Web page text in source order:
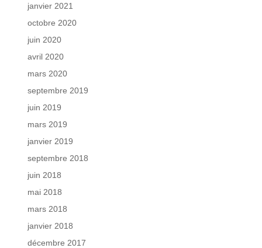
janvier 2021
octobre 2020
juin 2020
avril 2020
mars 2020
septembre 2019
juin 2019
mars 2019
janvier 2019
septembre 2018
juin 2018
mai 2018
mars 2018
janvier 2018
décembre 2017